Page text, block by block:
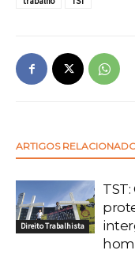
ARTIGOS
Direito Trabalhista